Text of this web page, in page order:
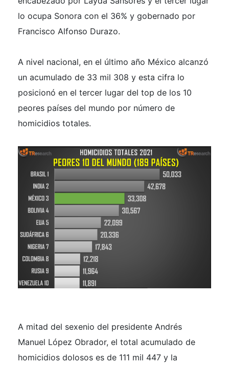
lo ocupa Sonora con el 36% y gobernado por
Francisco Alfonso Durazo.
A nivel nacional, en el último año México alcanzó
un acumulado de 33 mil 308 y esta cifra lo
posicionó en el tercer lugar del top de los 10
peores países del mundo por número de
homicidios totales.
A mitad del sexenio del presidente Andrés
Manuel López Obrador, el total acumulado de
homicidios dolosos es de 111 mil 447 y la